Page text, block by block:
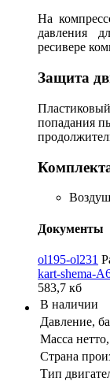
На
давления
ресивере
Защита
попадания
Документы
ol195-ol231
kart-shema-
583,7 кб
В наличии
Давление,
Масса
Страна
Тип